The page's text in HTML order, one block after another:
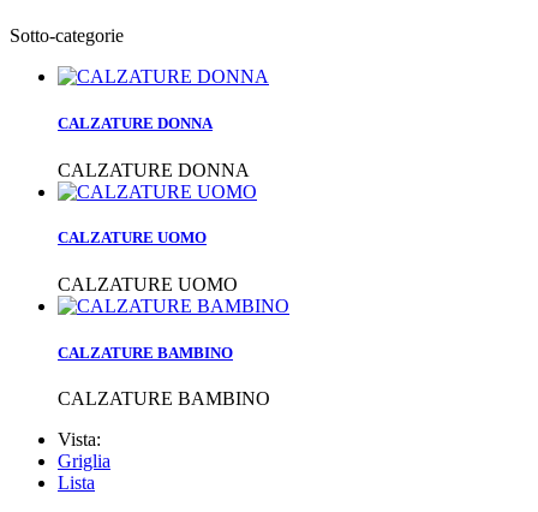
Sotto-categorie
CALZATURE DONNA
CALZATURE DONNA
CALZATURE UOMO
CALZATURE UOMO
CALZATURE BAMBINO
CALZATURE BAMBINO
Vista:
Griglia
Lista